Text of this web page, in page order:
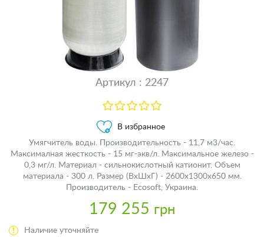
Артикул : 2247
В избранное
Умягчитель воды. Производительность - 11,7 м3/час.
Максималная жесткость - 15 мг-экв/л. Максимальное железо -
0,3 мг/л. Материал - сильнокислотный катионит. Объем
материала - 300 л. Размер (ВхШхГ) - 2600х1300х650 мм.
Производитель - Ecosoft, Украина.
179 255 грн
Наличие уточняйте